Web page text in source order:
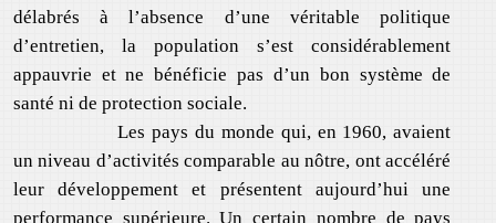
délabrés à l’absence d’une véritable politique
d’entretien, la population s’est considérablement
appauvrie et ne bénéficie pas d’un bon système de
santé ni de protection sociale.
Les pays du monde qui, en 1960, avaient
un niveau d’activités comparable au nôtre, ont accéléré
leur développement et présentent aujourd’hui une
performance supérieure. Un certain nombre de pays